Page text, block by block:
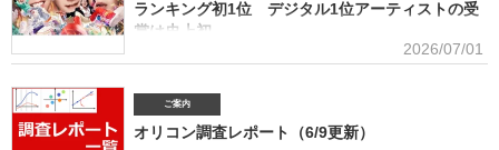
ランキング初1位 デジタル1位アーティストの受
賞は史上初
■アーティスト別セールス部門トータルランキング オリコンは7月1
ーティスト別セールス部門「トータルランキング」を発表。Mrs. GREEN APPLEが期間内総売
上53.6億円で、自身初の1位に輝いた。Mrs. GREEN APPLEはアーティスト別セールス部門
「デジタルランキング」では3年連続で上半期1位を獲得。安価なデジタルで1位を獲得したアー
2026/07/01
ご案内
オリコン調査レポート（6/9更新）